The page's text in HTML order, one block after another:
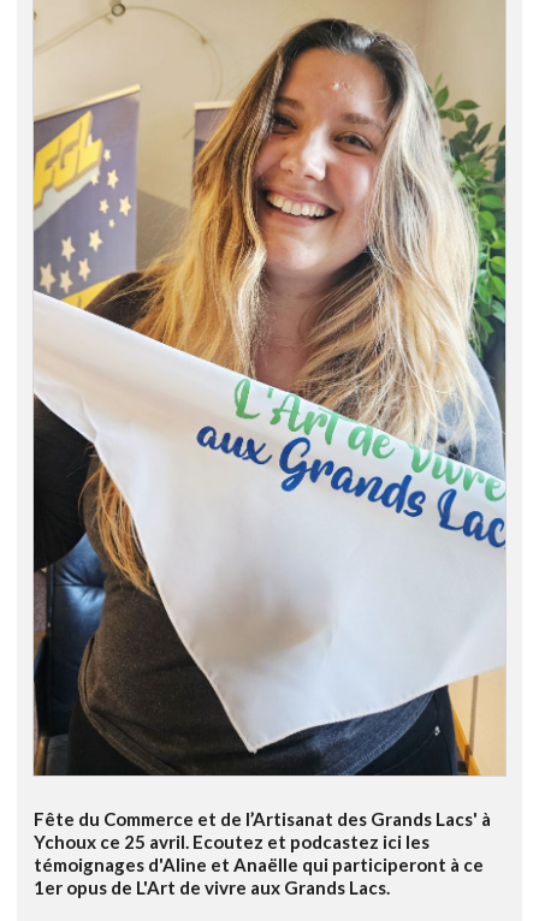
Fête du Commerce et de l’Artisanat des Grands Lacs' à
Ychoux ce 25 avril. Ecoutez et podcastez ici les
témoignages d'Aline et Anaëlle qui participeront à ce
1er opus de L'Art de vivre aux Grands Lacs.